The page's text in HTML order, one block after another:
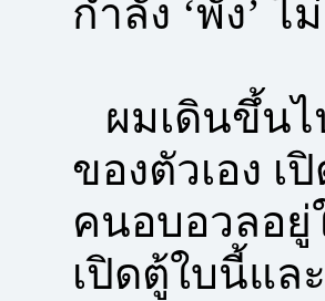
กำลัง ‘พัง’ ไ
ผมเดินขึ้นไ
ของตัวเอง เ
คนอบอวลอยู่
เปิดตู้ใบนี้แล